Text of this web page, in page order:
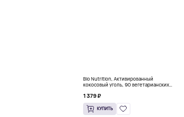
Bio Nutrition, Активированный
кокосовый уголь, 90 вегетарианских
1 379 ₽
КУПИТЬ